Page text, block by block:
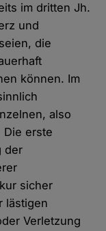
im dritten Jh.
und
die
können. Im
also
Die erste
der
sicher
lästigen
Verletzung